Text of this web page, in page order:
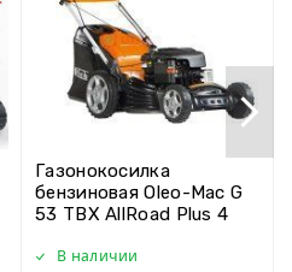
Газонокосилка
бензиновая Oleo-Mac G
53 TBX AllRoad Plus 4
В наличии